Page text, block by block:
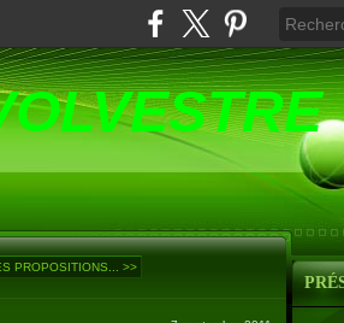
PROPOSITIONS... >>